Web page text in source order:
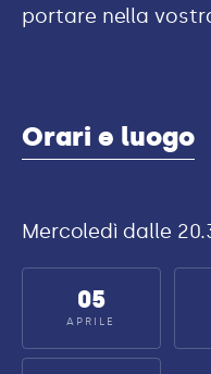
portare nella
Orari e luogo
Mercoledì dalle
05
APRILE